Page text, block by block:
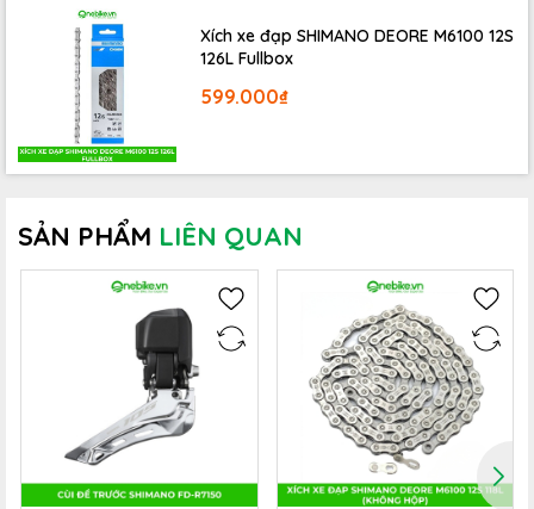
Xích xe đạp SHIMANO DEORE M6100 12S
126L Fullbox
599.000₫
SẢN PHẨM LIÊN QUAN